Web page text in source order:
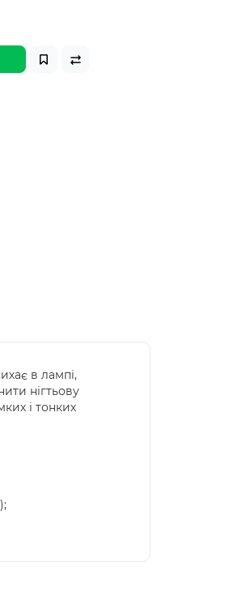
в лампі,
нігтьову
і тонких